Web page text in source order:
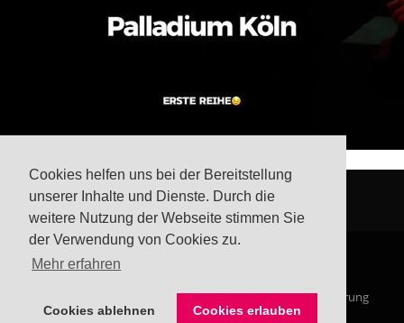
Cookies helfen uns bei der Bereitstellung
unserer Inhalte und Dienste. Durch die
weitere Nutzung der Webseite stimmen Sie
der Verwendung von Cookies zu.
Mehr erfahren
Cookies ablehnen Cookies erlauben
Impressum Datenschutzerklärung